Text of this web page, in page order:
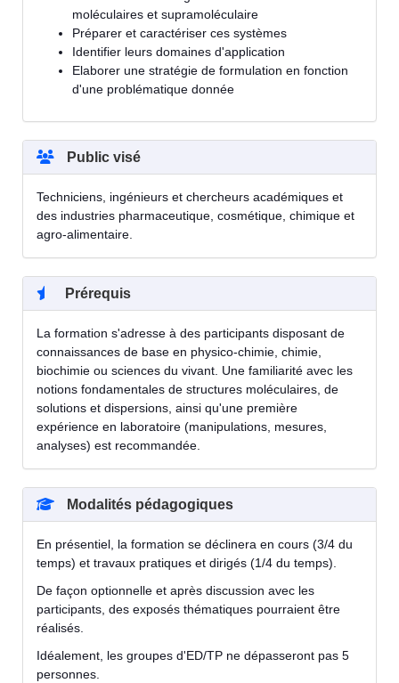
moléculaires et supramoléculaire
Préparer et caractériser ces systèmes
Identifier leurs domaines d'application
Elaborer une stratégie de formulation en fonction
d'une problématique donnée
Public visé
Techniciens, ingénieurs et chercheurs académiques et
des industries pharmaceutique, cosmétique, chimique et
agro-alimentaire.
Prérequis
La formation s'adresse à des participants disposant de
connaissances de base en physico-chimie, chimie,
biochimie ou sciences du vivant. Une familiarité avec les
notions fondamentales de structures moléculaires, de
solutions et dispersions, ainsi qu'une première
expérience en laboratoire (manipulations, mesures,
analyses) est recommandée.
Modalités pédagogiques
En présentiel, la formation se déclinera en cours (3/4 du
temps) et travaux pratiques et dirigés (1/4 du temps).
De façon optionnelle et après discussion avec les
participants, des exposés thématiques pourraient être
réalisés.
Idéalement, les groupes d'ED/TP ne dépasseront pas 5
personnes.